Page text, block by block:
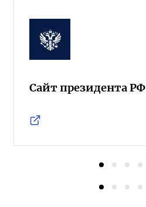
Сайт президента РФ